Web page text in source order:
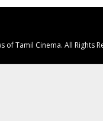
of Tamil Cinema. All Rights